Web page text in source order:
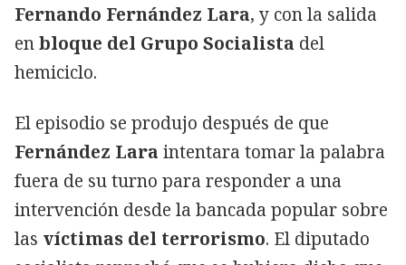
Fernando Fernández Lara, y con la salida
enbloque del Grupo Socialista del
hemiciclo.
El episodio se produjo después de que
Fernández Lara intentara tomar la palabra
fuera de su turno para responder a una
intervención desde la bancada popular sobre
las víctimas del terrorismo. El diputado